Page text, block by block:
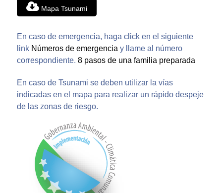
Mapa Tsunami
En caso de emergencia, haga click en el siguiente
link Números de emergencia y llame al número
correspondiente. 8 pasos de una familia preparada
En caso de Tsunami se deben utilizar la vías
indicadas en el mapa para realizar un rápido despeje
de las zonas de riesgo.